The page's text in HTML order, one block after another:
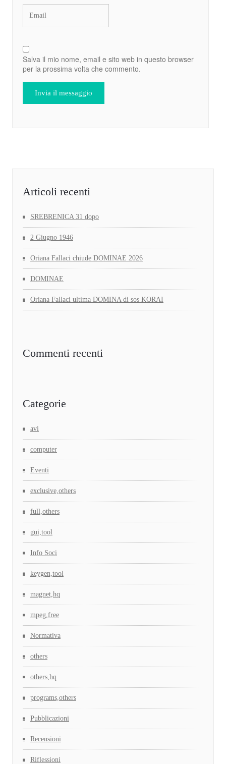
Salva il mio nome, email e sito web in questo browser
per la prossima volta che commento.
Articoli recenti
SREBRENICA 31 dopo
2 Giugno 1946
Oriana Fallaci chiude DOMINAE 2026
DOMINAE
Oriana Fallaci ultima DOMINA di sos KORAI
Commenti recenti
Categorie
avi
computer
Eventi
exclusive,others
full,others
gui,tool
Info Soci
keygen,tool
magnet,hq
mpeg,free
Normativa
others
others,hq
programs,others
Pubblicazioni
Recensioni
Riflessioni